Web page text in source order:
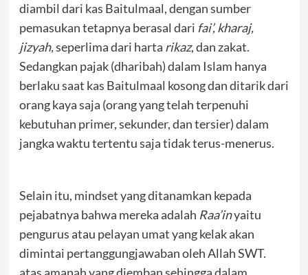
diambil dari kas Baitulmaal, dengan sumber
pemasukan tetapnya berasal dari fai’, kharaj,
jizyah,seperlima dari harta rikaz, dan zakat.
Sedangkan pajak (dharibah) dalam Islam hanya
berlaku saat kas Baitulmaal kosong dan ditarik dari
orang kaya saja (orang yang telah terpenuhi
kebutuhan primer, sekunder, dan tersier) dalam
jangka waktu tertentu saja tidak terus-menerus.
Selain itu, mindset yang ditanamkan kepada
pejabatnya bahwa mereka adalah Raa’inyaitu
pengurus atau pelayan umat yang kelak akan
dimintai pertanggungjawaban oleh Allah SWT.